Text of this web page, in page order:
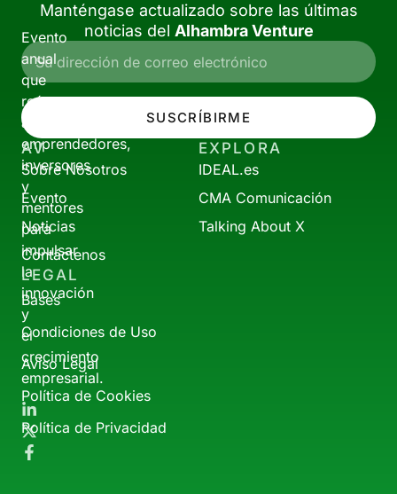
Evento
anual
que
reúne
a
emprendedores,
inversores
y
mentores
para
impulsar
la
innovación
y
el
crecimiento
empresarial.
Manténgase actualizado sobre las últimas
noticias del Alhambra Venture
SUSCRÍBIRME
AV
Sobre Nosotros
Evento
Noticias
Contáctenos
EXPLORA
IDEAL.es
CMA Comunicación
Talking About X
LEGAL
Bases
Condiciones de Uso
Aviso Legal
Política de Cookies
Política de Privacidad